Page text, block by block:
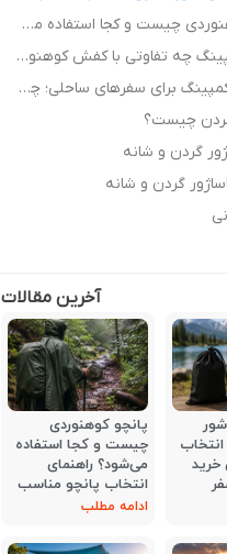
پانچو کوهنوردی چیست و کجا استفاده می‌شود؟ راهنمای انتخاب پانچو مناسب
کفش کمپینگ چه تفاوتی با کفش کوهنوردی دارد؟ راهنمای انتخاب کفش مناسب طبیعت‌گردی
تجهیزات کمپینگ برای سفرهای ساحلی؛ چه چیزهایی همراه داشته باشیم؟
چیست؟
گردن و شانه
گردن و شانه
خرید
پانچو کوهنوردی
چیست و کجا استفاده
می‌شود؟ راهنمای
انتخاب پانچو مناسب
ادامه مطلب
آخرین مقالات